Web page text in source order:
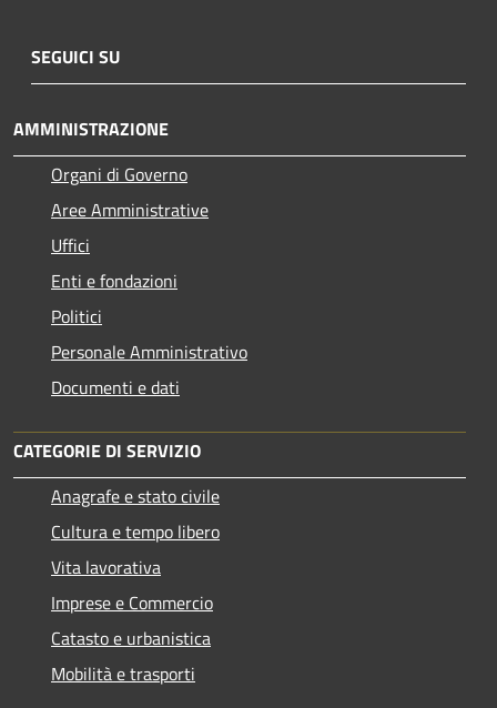
SEGUICI SU
AMMINISTRAZIONE
Organi di Governo
Aree Amministrative
Uffici
Enti e fondazioni
Politici
Personale Amministrativo
Documenti e dati
CATEGORIE DI SERVIZIO
Anagrafe e stato civile
Cultura e tempo libero
Vita lavorativa
Imprese e Commercio
Catasto e urbanistica
Mobilità e trasporti